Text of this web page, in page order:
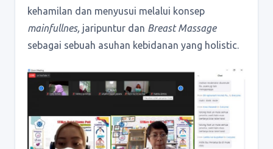
kehamilan dan menyusui melalui konsep
mainfullnes, jaripuntur dan Breast Massage
sebagai sebuah asuhan kebidanan yang holistic.